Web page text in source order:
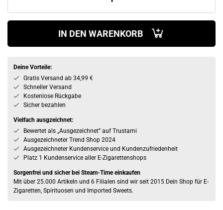
IN DEN WARENKORB
Deine Vorteile:
Gratis Versand ab 34,99 €
Schneller Versand
Kostenlose Rückgabe
Sicher bezahlen
Vielfach ausgzeichnet:
Bewertet als „Ausgezeichnet” auf Trustami
Ausgezeichneter Trend Shop 2024
Ausgezeichneter Kundenservice und Kundenzufriedenheit
Platz 1 Kundenservice aller E-Zigarettenshops
Sorgenfrei und sicher bei Steam-Time einkaufen
Mit über 25.000 Artikeln und 6 Filialen sind wir seit 2015 Dein Shop für E-
Zigaretten, Spirituosen und Imported Sweets.